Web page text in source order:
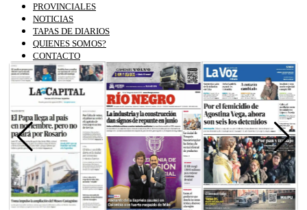
PROVINCIALES
NOTICIAS
TAPAS DE DIARIOS
QUIENES SOMOS?
CONTACTO